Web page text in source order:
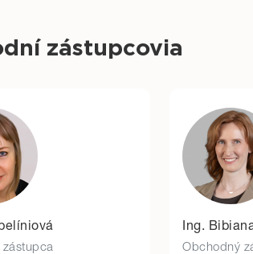
zástupcovia
Ing.
Obchodný